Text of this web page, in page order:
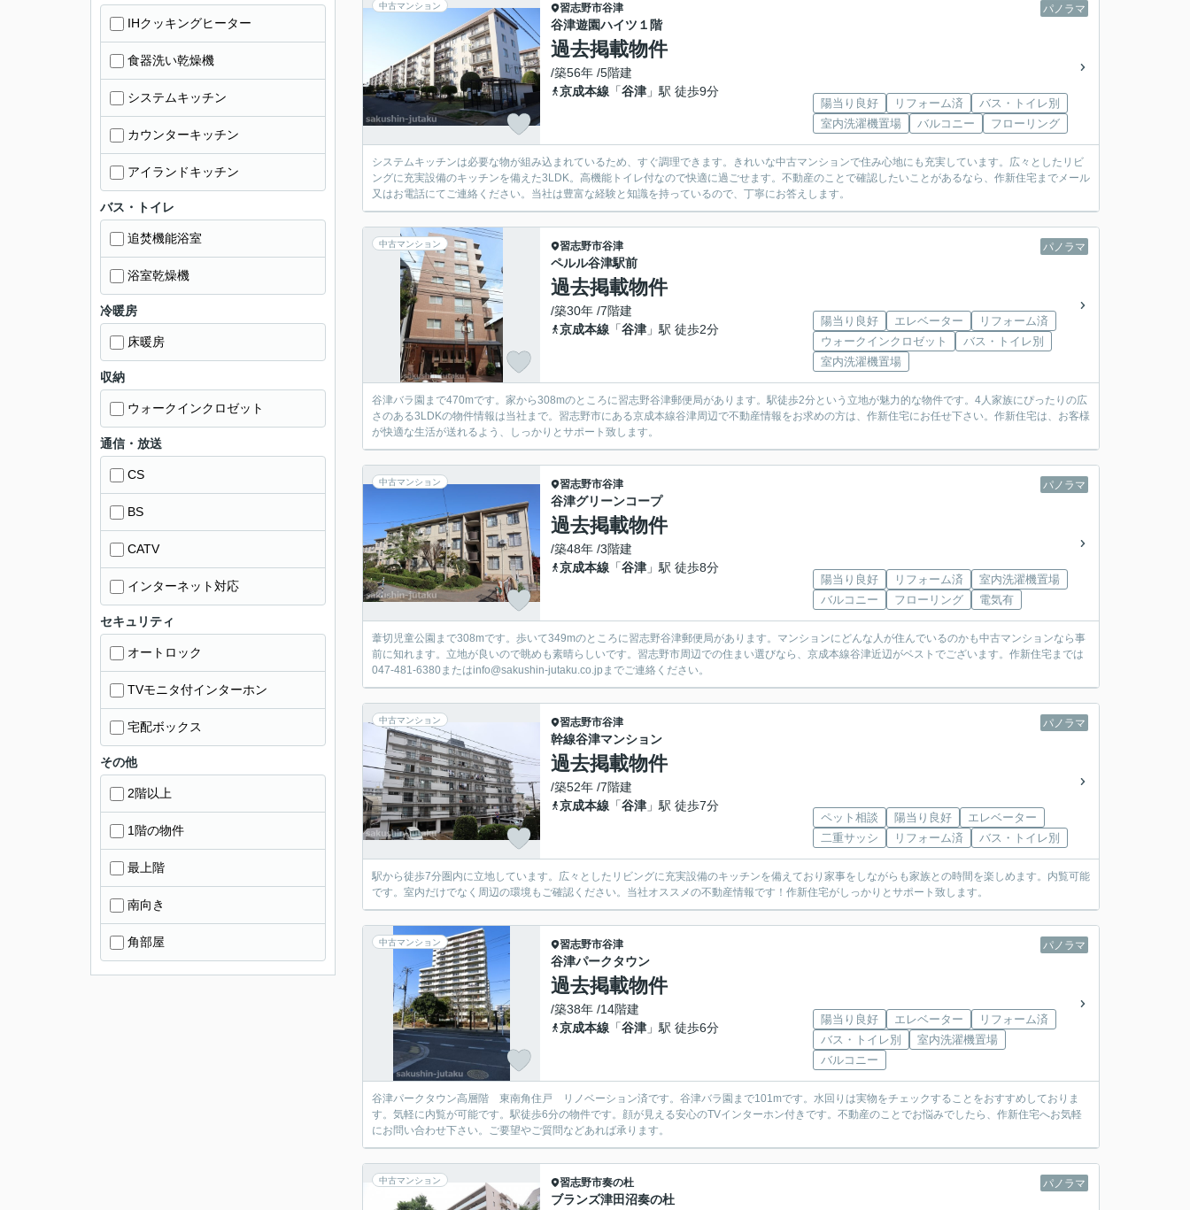
中古マンション パノラマ
習志野市谷津
谷津遊園ハイツ１階
過去掲載物件
/築56年 /5階建
京成本線 「谷津 」駅 徒歩9分
陽当り良好 リフォーム済
バス・トイレ別
室内洗濯機置場
バルコニー フローリング
システムキッチンは必要な物が組み込まれているため、すぐ調理できます。きれいな中古マンションで住み心地にも充実しています。広々としたリビ
ングに充実設備のキッチンを備えた3LDK。高機能トイレ付なので快適に過ごせます。不動産のことで確認したいことがあるなら、作新住宅までメール
又はお電話にてご連絡ください。当社は豊富な経験と知識を持っているので、丁寧にお答えします。
中古マンション パノラマ
習志野市谷津
ペルル谷津駅前
過去掲載物件
/築30年 /7階建
京成本線 「谷津 」駅 徒歩2分
陽当り良好 エレベーター
リフォーム済
ウォークインクロゼット
バス・トイレ別
室内洗濯機置場
谷津バラ園まで470mです。家から308mのところに習志野谷津郵便局があります。駅徒歩2分という立地が魅力的な物件です。4人家族にぴったりの広
さのある3LDKの物件情報は当社まで。習志野市にある京成本線谷津周辺で不動産情報をお求めの方は、作新住宅にお任せ下さい。作新住宅は、お客様
が快適な生活が送れるよう、しっかりとサポート致します。
中古マンション パノラマ
習志野市谷津
谷津グリーンコープ
過去掲載物件
/築48年 /3階建
京成本線 「谷津 」駅 徒歩8分
陽当り良好 リフォーム済
室内洗濯機置場
バルコニー
フローリング 電気有
葦切児童公園まで308mです。歩いて349mのところに習志野谷津郵便局があります。マンションにどんな人が住んでいるのかも中古マンションなら事
前に知れます。立地が良いので眺めも素晴らしいです。習志野市周辺での住まい選びなら、京成本線谷津近辺がベストでございます。作新住宅までは
047-481-6380またはinfo@sakushin-jutaku.co.jpまでご連絡ください。
中古マンション パノラマ
習志野市谷津
幹線谷津マンション
過去掲載物件
/築52年 /7階建
京成本線 「谷津 」駅 徒歩7分
ペット相談 陽当り良好
エレベーター
二重サッシ
リフォーム済 バス・トイレ別
駅から徒歩7分圏内に立地しています。広々としたリビングに充実設備のキッチンを備えており家事をしながらも家族との時間を楽しめます。内覧可能
です。室内だけでなく周辺の環境もご確認ください。当社オススメの不動産情報です！作新住宅がしっかりとサポート致します。
中古マンション パノラマ
習志野市谷津
谷津パークタウン
過去掲載物件
/築38年 /14階建
京成本線 「谷津 」駅 徒歩6分
陽当り良好 エレベーター
リフォーム済
バス・トイレ別
室内洗濯機置場
バルコニー
谷津パークタウン高層階 東南角住戸 リノベーション済です。谷津バラ園まで101mです。水回りは実物をチェックすることをおすすめしておりま
す。気軽に内覧が可能です。駅徒歩6分の物件です。顔が見える安心のTVインターホン付きです。不動産のことでお悩みでしたら、作新住宅へお気軽
にお問い合わせ下さい。ご要望やご質問などあれば承ります。
中古マンション パノラマ
習志野市奏の杜
ブランズ津田沼奏の杜
IHクッキングヒーター
食器洗い乾燥機
システムキッチン
カウンターキッチン
アイランドキッチン
バス・トイレ
追焚機能浴室
浴室乾燥機
冷暖房
床暖房
収納
ウォークインクロゼット
通信・放送
CS
BS
CATV
インターネット対応
セキュリティ
オートロック
TVモニタ付インターホン
宅配ボックス
その他
2階以上
1階の物件
最上階
南向き
角部屋